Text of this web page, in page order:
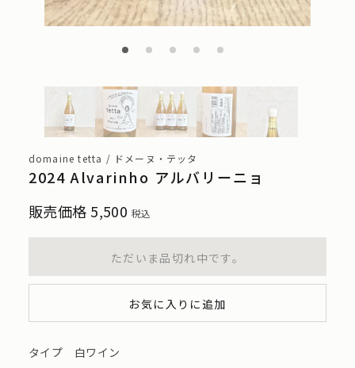
domaine tetta / ドメーヌ・テッタ
2024 Alvarinho アルバリーニョ
販売価格 5,500 税込
ただいま品切れ中です。
お気に入りに追加
タイプ 白ワイン